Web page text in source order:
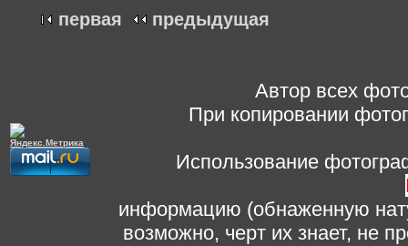
первая предыдущая
Автор всех
При копировании
Использование
информацию (обнаженную
возможно, черт их знает, не